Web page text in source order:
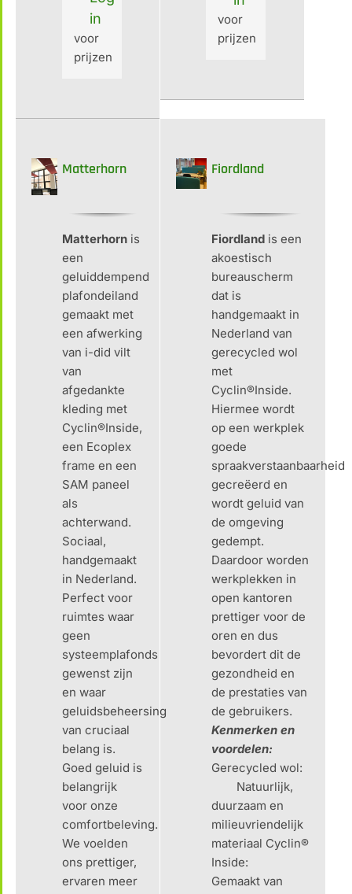
in
voor
prijzen
voor
prijzen
Matterhorn
Matterhorn is
een
geluiddempend
plafondeiland
gemaakt met
een afwerking
van i-did vilt
van
afgedankte
kleding met
Cyclin®Inside,
een Ecoplex
frame en een
SAM paneel
als
achterwand.
Sociaal,
handgemaakt
in Nederland.
Perfect voor
ruimtes waar
geen
systeemplafonds
gewenst zijn
en waar
geluidsbeheersing
van cruciaal
belang is.
Goed geluid is
belangrijk
voor onze
comfortbeleving.
We voelden
ons prettiger,
ervaren meer
Fiordland
Fiordland is een
akoestisch
bureauscherm
dat is
handgemaakt in
Nederland van
gerecycled wol
met
Cyclin®Inside.
Hiermee wordt
op een werkplek
goede
spraakverstaanbaarheid
gecreëerd en
wordt geluid van
de omgeving
gedempt.
Daardoor worden
werkplekken in
open kantoren
prettiger voor de
oren en dus
bevordert dit de
gezondheid en
de prestaties van
de gebruikers.
Kenmerken en
voordelen:
Gerecycled wol:
Natuurlijk,
duurzaam en
milieuvriendelijk
materiaal Cyclin®
Inside:
Gemaakt van